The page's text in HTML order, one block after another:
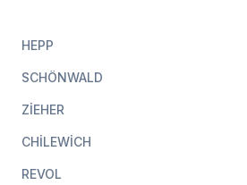
HEPP
SCHÖNWALD
ZIEHER
CHILEWICH
REVOL